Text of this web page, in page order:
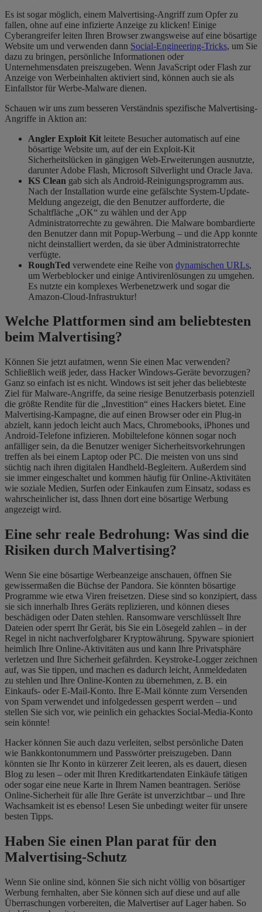
Es ist sogar möglich, einem Malvertising-Angriff zum Opfer zu
fallen, ohne auf eine infizierte Anzeige zu klicken! Einige
Cyberangreifer leiten Ihren Browser zwangsweise auf eine bösartige
Website um und verwenden dann Social-Engineering-Tricks, um Sie
dazu zu bringen, persönliche Informationen oder
Unternehmensdaten preiszugeben. Wenn JavaScript oder Flash zur
Anzeige von Werbeinhalten aktiviert sind, können auch sie als
Einfallstor für Werbe-Malware dienen.
Schauen wir uns zum besseren Verständnis spezifische Malvertising-
Angriffe in Aktion an:
Angler Exploit Kit leitete Besucher automatisch auf eine
bösartige Website um, auf der ein Exploit-Kit
Sicherheitslücken in gängigen Web-Erweiterungen ausnutzte,
darunter Adobe Flash, Microsoft Silverlight und Oracle Java.
KS Clean gab sich als Android-Reinigungsprogramm aus.
Nach der Installation wurde eine gefälschte System-Update-
Meldung angezeigt, die den Benutzer aufforderte, die
Schaltfläche „OK“ zu wählen und der App
Administratorrechte zu gewähren. Die Malware bombardierte
den Benutzer dann mit Popup-Werbung – und die App konnte
nicht deinstalliert werden, da sie über Administratorrechte
verfügte.
RoughTed verwendete eine Reihe von dynamischen URLs,
um Werbeblocker und einige Antivirenlösungen zu umgehen.
Es nutzte ein komplexes Werbenetzwerk und sogar die
Amazon-Cloud-Infrastruktur!
Welche Plattformen sind am beliebtesten
beim Malvertising?
Können Sie jetzt aufatmen, wenn Sie einen Mac verwenden?
Schließlich weiß jeder, dass Hacker Windows-Geräte bevorzugen?
Ganz so einfach ist es nicht. Windows ist seit jeher das beliebteste
Ziel für Malware-Angriffe, da seine riesige Benutzerbasis potenziell
die größte Rendite für die „Investition“ eines Hackers bietet. Eine
Malvertising-Kampagne, die auf einen Browser oder ein Plug-in
abzielt, kann jedoch leicht auch Macs, Chromebooks, iPhones und
Android-Telefone infizieren. Mobiltelefone können sogar noch
anfälliger sein, da die Benutzer weniger Sicherheitsvorkehrungen
treffen als bei einem Laptop oder PC. Die meisten von uns sind
süchtig nach ihren digitalen Handheld-Begleitern. Außerdem sind
sie immer eingeschaltet und kommen häufig für Online-Aktivitäten
wie soziale Medien, Surfen oder Einkaufen zum Einsatz, sodass es
wahrscheinlicher ist, dass Ihnen dort eine bösartige Werbung
angezeigt wird.
Eine sehr reale Bedrohung: Was sind die
Risiken durch Malvertising?
Wenn Sie eine bösartige Werbeanzeige anschauen, öffnen Sie
gewissermaßen die Büchse der Pandora. Sie könnten bösartige
Programme wie etwa Viren freisetzen. Diese sind so konzipiert, dass
sie sich innerhalb Ihres Geräts replizieren, und können dieses
beschädigen oder Daten stehlen. Ransomware verschlüsselt Ihre
Dateien oder sperrt Ihr Gerät, bis Sie ein Lösegeld zahlen – in der
Regel in nicht nachverfolgbarer Kryptowährung. Spyware spioniert
heimlich Ihre Online-Aktivitäten aus und kann Ihre Privatsphäre
verletzen und Ihre Sicherheit gefährden. Keystroke-Logger zeichnen
auf, was Sie tippen, und machen es dadurch leicht, Anmeldedaten
zu stehlen und Ihre Online-Konten zu übernehmen, z. B. ein
Einkaufs- oder E-Mail-Konto. Ihre E-Mail könnte zum Versenden
von Spam verwendet und infolgedessen gesperrt werden – und
stellen Sie sich vor, wie peinlich ein gehacktes Social-Media-Konto
sein könnte!
Hacker können Sie auch dazu verleiten, selbst persönliche Daten
wie Bankkontonummern und Passwörter preiszugeben. Dann
könnten sie Ihr Konto in kürzerer Zeit leeren, als es dauert, diesen
Blog zu lesen – oder mit Ihren Kreditkartendaten Einkäufe tätigen
oder sogar eine neue Karte in Ihrem Namen beantragen. Seriöse
Online-Sicherheit für alle Ihre Geräte ist unverzichtbar – und Ihre
Wachsamkeit ist es ebenso! Lesen Sie unbedingt weiter für unsere
besten Tipps.
Haben Sie einen Plan parat für den
Malvertising-Schutz
Wenn Sie online sind, können Sie sich nicht völlig von bösartiger
Werbung fernhalten, aber Sie können sich auf diese und auf alle
Überraschungen vorbereiten, die Malvertiser auf Lager haben. So